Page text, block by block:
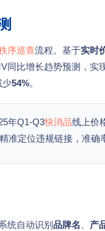
序巡查流程。基于实时
同比增长趋势预测，实
少54%。
年Q1-Q3快消品线上价
精准定位违规链接，准确
统自动识别 品牌名 产